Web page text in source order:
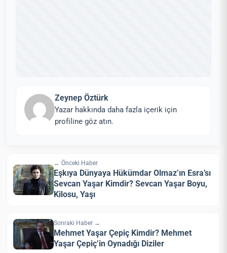
Zeynep Öztürk
Yazar hakkında daha fazla içerik için
profiline göz atın.
← Önceki Haber
Eşkıya Dünyaya Hükümdar Olmaz’ın Esra’sı
Sevcan Yaşar Kimdir? Sevcan Yaşar Boyu,
Kilosu, Yaşı
Sonraki Haber →
Mehmet Yaşar Çepiç Kimdir? Mehmet
Yaşar Çepiç’in Oynadığı Diziler